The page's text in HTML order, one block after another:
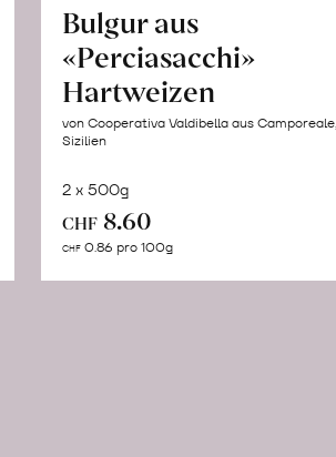
Bulgur aus
«Perciasacchi»
Hartweizen
von Cooperativa Valdibella aus Camporeale,
Sizilien
2 x 500g
CHF 8.60
CHF 0.86 pro 100g